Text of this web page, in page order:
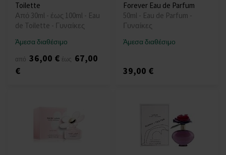
Toilette
Από 30ml - έως 100ml - Eau
de Toilette - Γυναίκες
Άμεσα διαθέσιμο
από 36,00 € έως 67,00
€
Forever Eau de Parfum
50ml - Eau de Parfum -
Γυναίκες
Άμεσα διαθέσιμο
39,00 €